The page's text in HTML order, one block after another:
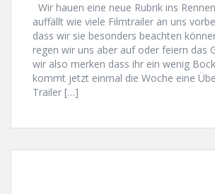
Wir hauen eine neue Rubrik ins
auffällt wie viele Filmtrailer an uns
dass wir sie besonders beachten
regen wir uns aber auf oder feiern das
wir also merken dass ihr ein wenig
kommt jetzt einmal die Woche eine
Trailer […]